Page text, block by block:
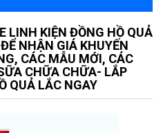
LINH KIỆN ĐỒNG HỒ QUẢ
NHẬN GIÁ KHUYẾN
CÁC MẪU MỚI, CÁC
CHỮA CHỮA- LẮP
QUẢ LẮC NGAY